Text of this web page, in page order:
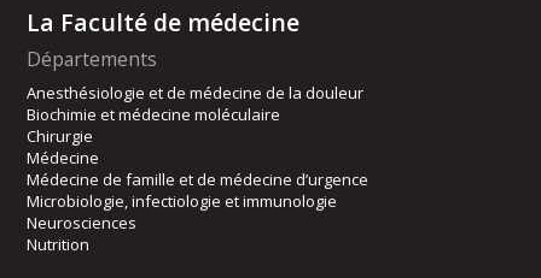
La Faculté de médecine
Départements
Anesthésiologie et de médecine de la douleur
Biochimie et médecine moléculaire
Chirurgie
Médecine
Médecine de famille et de médecine d’urgence
Microbiologie, infectiologie et immunologie
Neurosciences
Nutrition